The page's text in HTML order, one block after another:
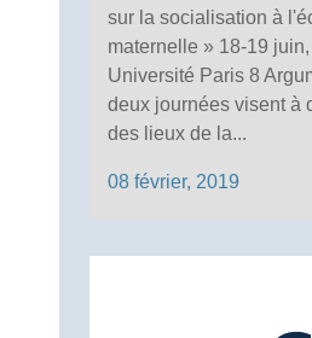
sur la socialisation à
maternelle » 18-19
Université Paris 8
deux journées visent à
des lieux de la...
08 février, 2019